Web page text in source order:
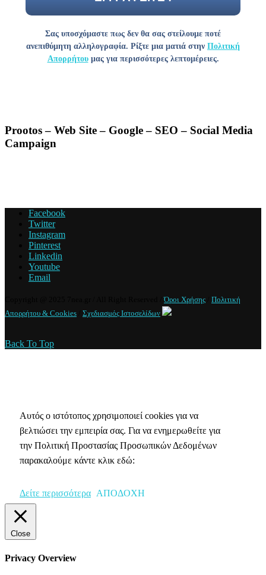
Σας υποσχόμαστε πως δεν θα σας στείλουμε ποτέ
ανεπιθύμητη αλληλογραφία. Ρίξτε μια ματιά στην Πολιτική
Απορρήτουμας για περισσότερες λεπτομέρειες.
Prootos – Web Site – Google – SEO – Social Media
Campaign
Facebook
Twitter
Instagram
Pinterest
Linkedin
Youtube
Email
Copyright @ 2025 7nea.gr / All Right Reserved /Όροι Χρήσης
Πολιτική
Απορρήτου & Cookies
Σχεδιασμός Ιστοσελίδων
Back To Top
Αυτός ο ιστότοπος χρησιμοποιεί cookies για να
βελτιώσει την εμπειρία σας. Για να ενημερωθείτε για
την Πολιτική Προστασίας Προσωπικών Δεδομένων
παρακαλούμε κάντε κλικ εδώ:
Δείτε περισσότερα ΑΠΟΔΟΧΗ
Close
Privacy Overview